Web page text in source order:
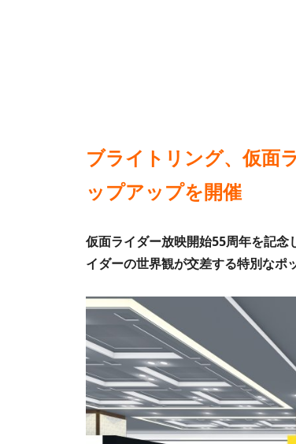
ブライトリング、仮面
ップアップを開催
仮面ライダー放映開始55周年を記
イダーの世界観が交差する特別なポ